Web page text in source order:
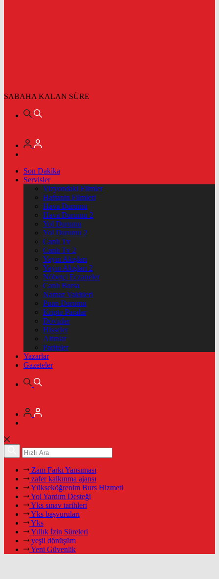
SABAHA KALAN SÜRE
Son Dakika
Servisler
Vizyondaki Filmler
Haftanin Filmleri
Hava Durumu
Hava Durumu 2
Yol Durumu
Yol Durumu 2
Canlı Tv
Canlı Tv 2
Yayın Akışları
Yayın Akışları 2
Nöbetçi Eczaneler
Canlı Borsa
Namaz Vakitleri
Puan Durumu
Kripto Paralar
Dövizler
Hisseler
Altınlar
Pariteler
Yazarlar
Gazeteler
Zam Farkı Yansıması
zafer kalkınma ajansı
Yükseköğrenim Burs Hizmeti
Yol Yardım Desteği
Yks sınav tarihleri
Yks başvuruları
Yks
Yıllık İzin Süreleri
yeşil dönüşüm
Yeni Güvenlik